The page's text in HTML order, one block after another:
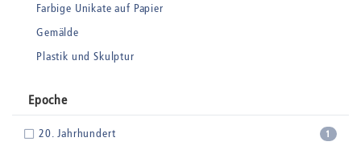
Farbige Unikate auf Papier
Gemälde
Plastik und Skulptur
Epoche
1
20. Jahrhundert